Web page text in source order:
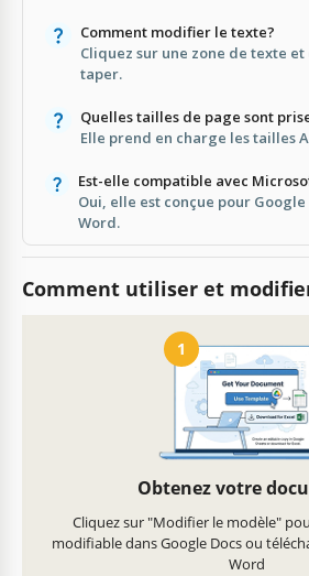
Comment modifier le texte?
Cliquez sur une zone de texte et
taper.
Quelles tailles de page sont
Elle prend en charge les tailles
Est-elle compatible avec
Oui, elle est conçue pour
Word.
Comment utiliser et
1
Obtenez votre
Cliquez sur "Modifier le modèle"
modifiable dans Google Docs ou
Word